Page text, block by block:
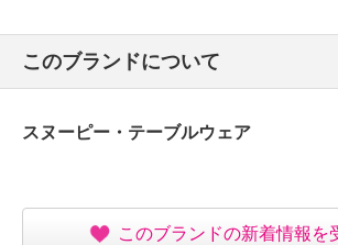
このブランドについて
スヌーピー・テーブルウェア
このブランドの新着情報を